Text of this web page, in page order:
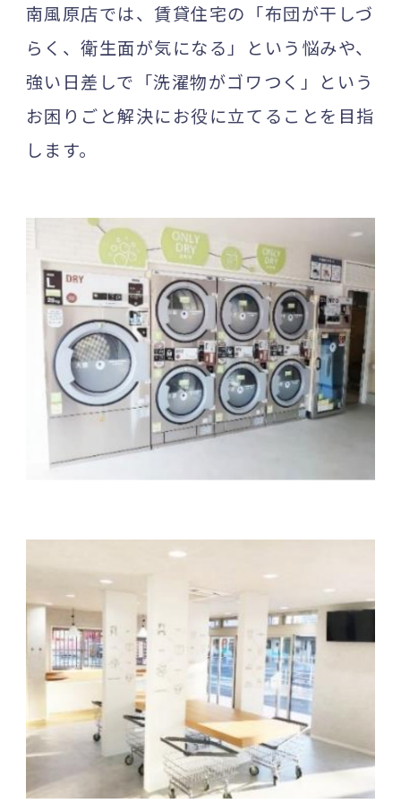
南風原店では、賃貸住宅の「布団が干しづ
らく、衛生面が気になる」という悩みや、
強い日差しで「洗濯物がゴワつく」という
お困りごと解決にお役に立てることを目指
します。